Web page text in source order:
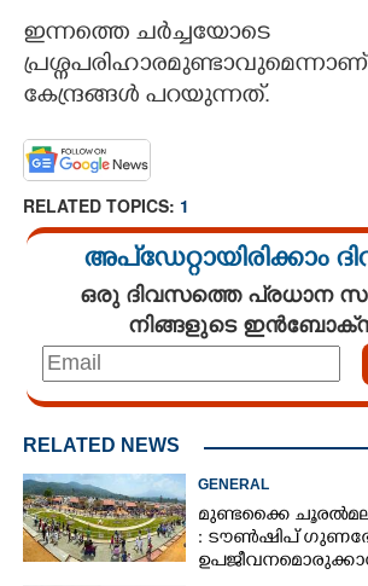
ഇന്നത്തെ ചർച്ചയോടെ
കേന്ദ്രങ്ങൾ പറയുന്നത്.
RELATED TOPICS: 1
അപ്ഡേറ്റായിരിക്കാം
ഒരു ദിവസത്തെ പ്രധാന
നിങ്ങളുടെ
RELATED NEWS
GENERAL
മുണ്ടക്കൈ
: ടൗൺഷിപ്